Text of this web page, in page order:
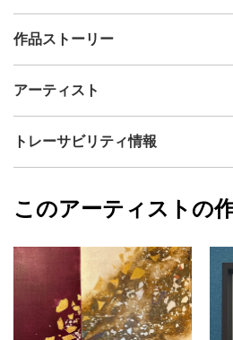
出品者
制作年
その他
カラー
その他カラー
ジャンル
抽象画
配送目安
二週間以内
作品ストーリー
表現しました。夜空はたくさんの青、
や角度によっても表情がかわります。
アーティスト
YUKI
フォローする
トレーサビリティ情報
YUKI
このアーティストの